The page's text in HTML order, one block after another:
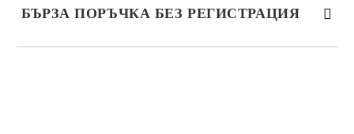
БЪРЗА ПОРЪЧКА БЕЗ РЕГИСТРАЦИЯ